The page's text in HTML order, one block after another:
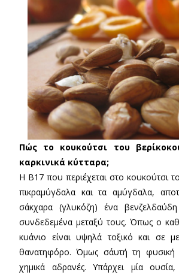
Πώς το κουκούτσι του
καρκινικά κύτταρα;
Η Β17 που περιέχεται στο κουκούτσι
πικραμύγδαλα και τα αμύγδαλα,
σάκχαρα (γλυκόζη) ένα
συνδεδεμένα μεταξύ τους. Όπως ο
κυάνιο είναι υψηλά τοξικό και σε
θανατηφόρο. Όμως σ΄αυτή τη φυσική
χημικά αδρανές. Υπάρχει μία